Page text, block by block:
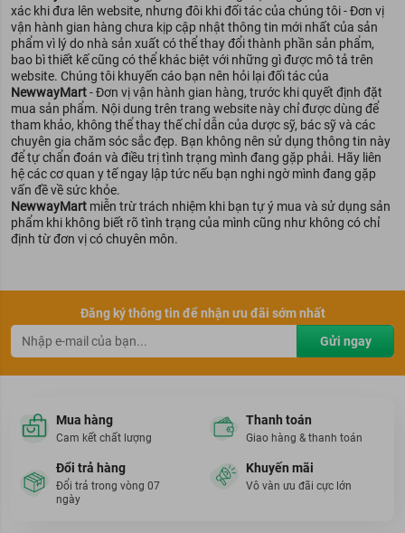
Bên cạnh đó, mặt nạ loại BNBG còn chứa một lượng lớn vi khoáng
– được tách từ nước biển
Mặt nạ Vita Genic Relaxing Mask (loại màu xanh lá)
Vitamin E:với hàm lượng 20.000ppm được chiết xuất từ nước
khoáng tại đảo Jeju Hàn Quốc
Mặt nạ Vita Genic Hydrating Mask (loại màu xanh dương)
Vitamin E : được chiết xuất từ nguồn nước khoáng tại đảo Jeju
Hàn Quốc,
Mặt nạ Vita Genic Whitening Mask (loại màu vàng)
Không chứa các thành phần có khả năng gây hại cho da như:
Parabens, Benzyl Alcohol, Benzophenone, Triethanolamine,
Sorbic Acid, Benzoic Acid...
xác khi đưa lên website, nhưng đôi khi đối tác của chúng tôi - Đơn vị
vận hành gian hàng chưa kịp cập nhật thông tin mới nhất của sản
phẩm vì lý do nhà sản xuất có thể thay đổi thành phần sản phẩm,
bao bì thiết kế cũng có thể khác biệt với những gì được mô tả trên
website. Chúng tôi khuyến cáo bạn nên hỏi lại đối tác của
NewwayMart- Đơn vị vận hành gian hàng, trước khi quyết định đặt
mua sản phẩm. Nội dung trên trang website này chỉ được dùng để
tham khảo, không thể thay thế chỉ dẫn của dược sỹ, bác sỹ và các
chuyên gia chăm sóc sắc đẹp. Bạn không nên sử dụng thông tin này
để tự chẩn đoán và điều trị tình trạng mình đang gặp phải. Hãy liên
hệ các cơ quan y tế ngay lập tức nếu bạn nghi ngờ mình đang gặp
vấn đề về sức khỏe.
NewwayMart miễn trừ trách nhiệm khi bạn tự ý mua và sử dụng sản
phẩm khi không biết rõ tình trạng của mình cũng như không có chỉ
định từ đơn vị có chuyên môn.
Đăng ký thông tin để nhận ưu đãi sớm nhất
Gửi ngay
Mua hàng
Cam kết chất lượng
Thanh toán
Giao hàng & thanh toán
Đổi trả hàng
Đổi trả trong vòng 07
ngày
Khuyến mãi
Vô vàn ưu đãi cực lớn